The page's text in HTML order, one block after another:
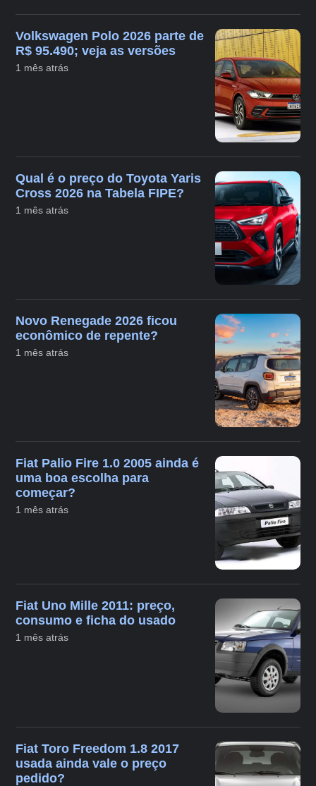
Volkswagen Polo 2026 parte de
R$ 95.490; veja as versões
1 mês atrás
Qual é o preço do Toyota Yaris
Cross 2026 na Tabela FIPE?
1 mês atrás
Novo Renegade 2026 ficou
econômico de repente?
1 mês atrás
Fiat Palio Fire 1.0 2005 ainda é
uma boa escolha para
começar?
1 mês atrás
Fiat Uno Mille 2011: preço,
consumo e ficha do usado
1 mês atrás
Fiat Toro Freedom 1.8 2017
usada ainda vale o preço
pedido?